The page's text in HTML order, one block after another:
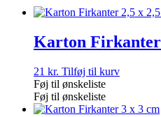
Karton Firkanter
21 kr. Tilføj til kurv
Føj til ønskeliste
Føj til ønskeliste